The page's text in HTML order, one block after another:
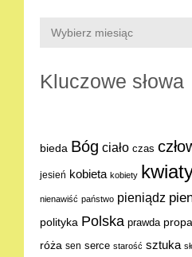
Kluczowe słowa
bieda Bóg ciało czas
jesień kobieta kobiety
nienawiść państwo pieniądz
polityka Polska prawda
róża sen serce starość sztuka